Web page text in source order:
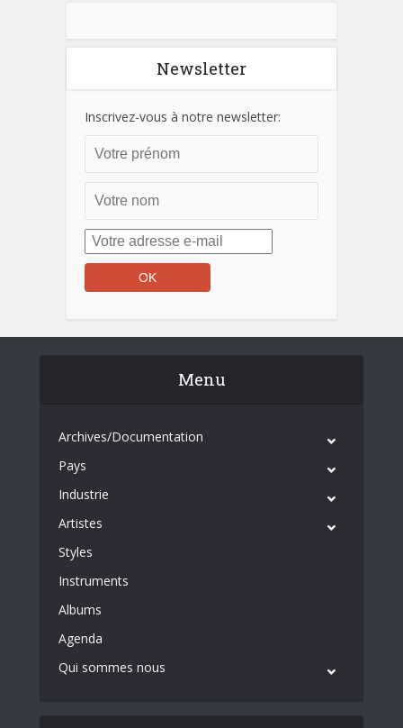
Newsletter
Inscrivez-vous à notre newsletter:
Menu
Archives/Documentation
Pays
Industrie
Artistes
Styles
Instruments
Albums
Agenda
Qui sommes nous